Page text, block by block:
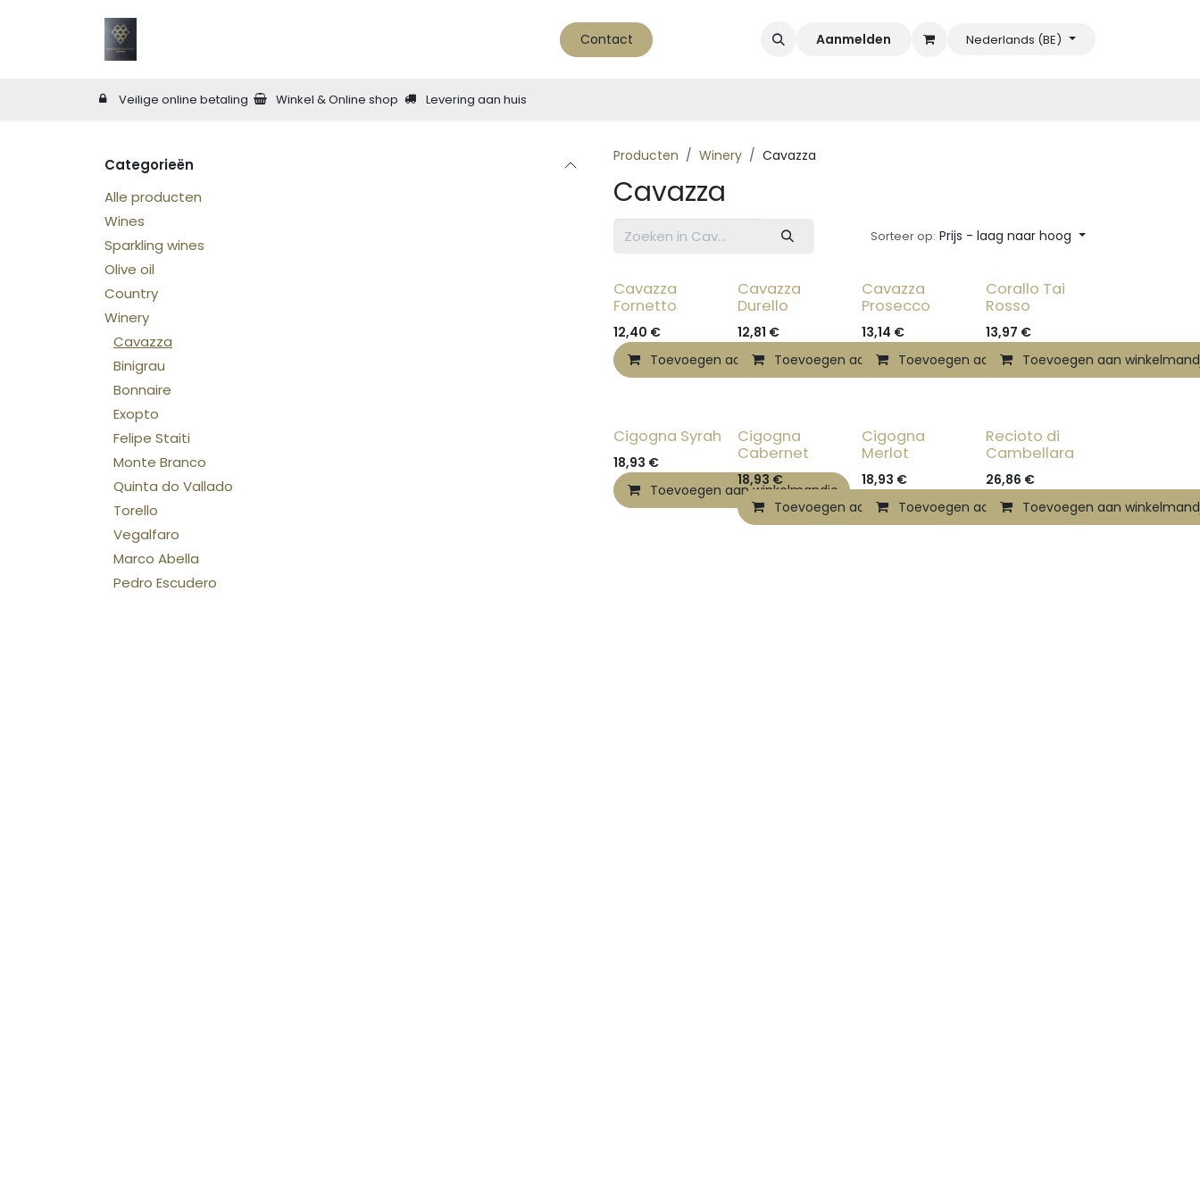
Contact Aanmelden Nederlands (BE)
Veilige online betaling Winkel & Online shop Levering aan huis
Categorieën
Alle producten
Wines
Sparkling wines
Olive oil
Country
Winery
Cavazza
Binigrau
Bonnaire
Exopto
Felipe Staiti
Monte Branco
Quinta do Vallado
Torello
Vegalfaro
Marco Abella
Pedro Escudero
Producten Winery Cavazza
Cavazza
Sorteer op: Prijs - laag naar hoog
Cavazza
Fornetto
12,40 €
Toevoegen aan winkelmandje
Cavazza
Durello
12,81 €
Toevoegen aan winkelmandje
Cavazza
Prosecco
13,14 €
Toevoegen aan winkelmandje
Corallo Tai
Rosso
13,97 €
Toevoegen aan
Cigogna Syrah
18,93 €
Toevoegen aan winkelmandje
Cigogna
Cabernet
18,93 €
Toevoegen aan winkelmandje
Cigogna
Merlot
18,93 €
Toevoegen aan winkelmandje
Recioto di
Cambellara
26,86 €
Toevoegen aan